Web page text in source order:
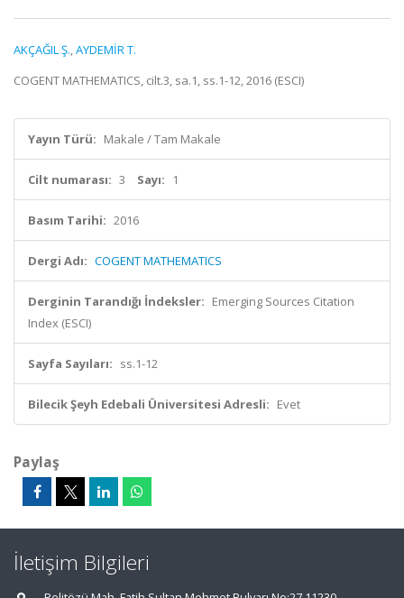
AKÇAĞIL Ş.,AYDEMİR T.
COGENT MATHEMATICS, cilt.3, sa.1, ss.1-12, 2016 (ESCI)
Yayın Türü: Makale / Tam Makale
Cilt numarası: 3 Sayı: 1
Basım Tarihi: 2016
Dergi Adı: COGENT MATHEMATICS
Derginin Tarandığı İndeksler: Emerging Sources Citation
Index (ESCI)
Sayfa Sayıları: ss.1-12
Bilecik Şeyh Edebali Üniversitesi Adresli: Evet
Paylaş
İletişim Bilgileri